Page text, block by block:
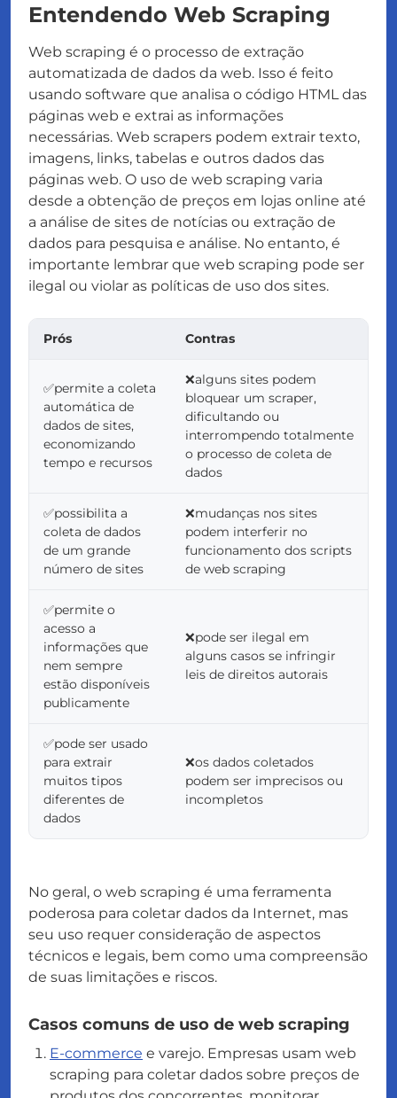
Entendendo Web Scraping
Web scraping é o processo de extração
automatizada de dados da web. Isso é feito
usando software que analisa o código HTML das
páginas web e extrai as informações
necessárias. Web scrapers podem extrair texto,
imagens, links, tabelas e outros dados das
páginas web. O uso de web scraping varia
desde a obtenção de preços em lojas online até
a análise de sites de notícias ou extração de
dados para pesquisa e análise. No entanto, é
importante lembrar que web scraping pode ser
ilegal ou violar as políticas de uso dos sites.
Prós Contras
✅permite a coleta
automática de
dados de sites,
economizando
tempo e recursos
❌alguns sites podem
bloquear um scraper,
dificultando ou
interrompendo totalmente
o processo de coleta de
dados
✅possibilita a
coleta de dados
de um grande
número de sites
❌mudanças nos sites
podem interferir no
funcionamento dos scripts
de web scraping
✅permite o
acesso a
informações que
nem sempre
estão disponíveis
publicamente
❌pode ser ilegal em
alguns casos se infringir
leis de direitos autorais
✅pode ser usado
para extrair
muitos tipos
diferentes de
dados
❌os dados coletados
podem ser imprecisos ou
incompletos
No geral, o web scraping é uma ferramenta
poderosa para coletar dados da Internet, mas
seu uso requer consideração de aspectos
técnicos e legais, bem como uma compreensão
de suas limitações e riscos.
Casos comuns de uso de web scraping
E-commerce e varejo. Empresas usam web
scraping para coletar dados sobre preços de